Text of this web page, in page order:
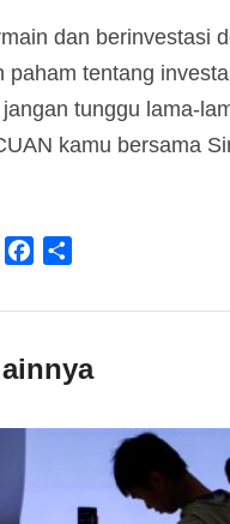
dan berinvestasi
paham tentang
tunggu lama-
kamu bersama
ThreadsFacebook